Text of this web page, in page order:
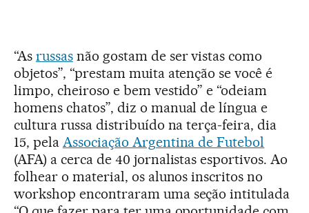
“As russasnão gostam de ser vistas como
objetos”, “prestam muita atenção se você é
limpo, cheiroso e bem vestido” e “odeiam
homens chatos”, diz o manual de língua e
cultura russa distribuído na terça-feira, dia
15, pela Associação Argentina de Futebol
(AFA) a cerca de 40 jornalistas esportivos. Ao
folhear o material, os alunos inscritos no
workshop encontraram uma seção intitulada